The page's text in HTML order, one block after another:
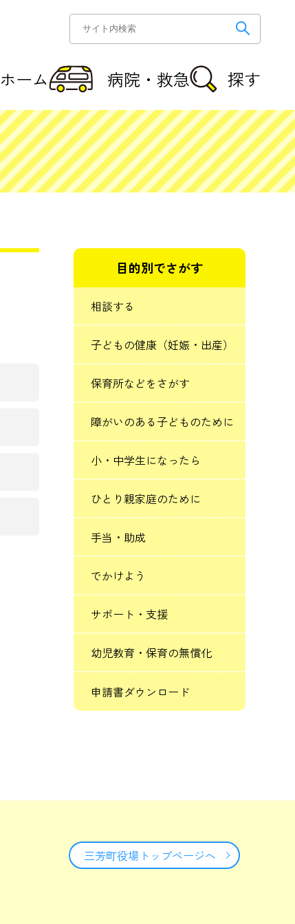
ホーム 病院・救急 探す
目的別でさがす
相談する
子どもの健康（妊娠・出産）
保育所などをさがす
障がいのある子どものために
小・中学生になったら
ひとり親家庭のために
手当・助成
でかけよう
サポート・支援
幼児教育・保育の無償化
申請書ダウンロード
三芳町役場トップページへ